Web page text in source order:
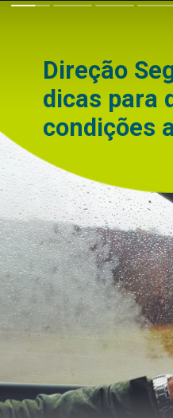
Direção
dicas para
condições